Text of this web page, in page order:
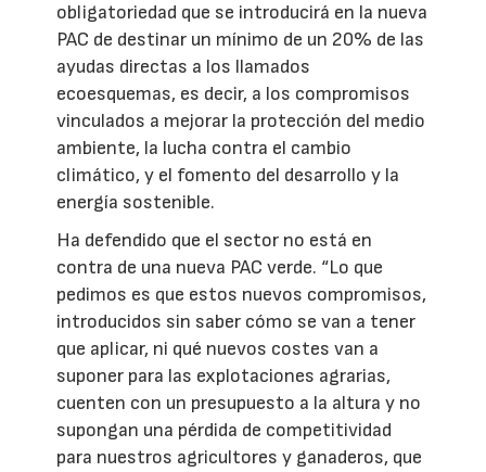
obligatoriedad que se introducirá en la nueva
PAC de destinar un mínimo de un 20% de las
ayudas directas a los llamados
ecoesquemas, es decir, a los compromisos
vinculados a mejorar la protección del medio
ambiente, la lucha contra el cambio
climático, y el fomento del desarrollo y la
energía sostenible.
Ha defendido que el sector no está en
contra de una nueva PAC verde. “Lo que
pedimos es que estos nuevos compromisos,
introducidos sin saber cómo se van a tener
que aplicar, ni qué nuevos costes van a
suponer para las explotaciones agrarias,
cuenten con un presupuesto a la altura y no
supongan una pérdida de competitividad
para nuestros agricultores y ganaderos, que